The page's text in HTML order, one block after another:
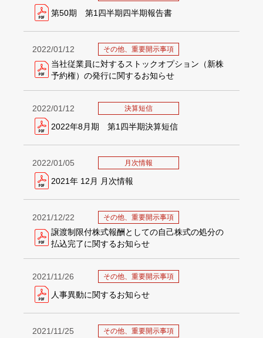
第50期 第1四半期四半期報告書
2022/01/12 その他、重要開示事項
当社従業員に対するストックオプション（新株
予約権）の発行に関するお知らせ
2022/01/12 決算短信
2022年8月期 第1四半期決算短信
2022/01/05 月次情報
2021年 12月 月次情報
2021/12/22 その他、重要開示事項
譲渡制限付株式報酬としての自己株式の処分の
払込完了に関するお知らせ
2021/11/26 その他、重要開示事項
人事異動に関するお知らせ
2021/11/25 その他、重要開示事項